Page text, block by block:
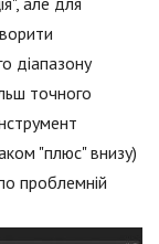
діапазону
точного
"плюс" внизу)
проблемній